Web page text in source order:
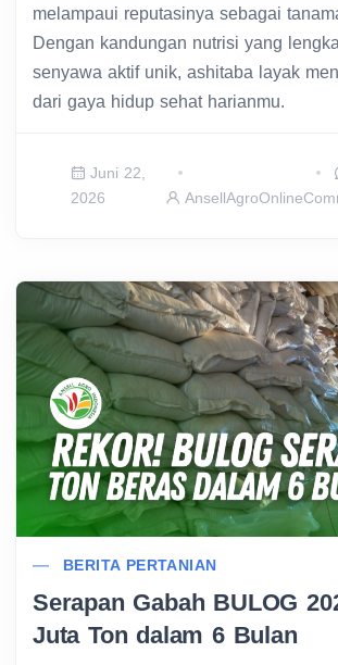
melampaui reputasinya sebagai
Dengan kandungan nutrisi yang
senyawa aktif unik, ashitaba layak
dari gaya hidup sehat harianmu.
Juni 22,
2026
AnsellAgroOnline
BERITA PERTANIAN
Serapan Gabah BULOG
Juta Ton dalam 6 Bulan